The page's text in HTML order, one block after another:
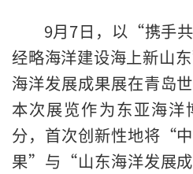
9月7日，以“携手共
经略海洋建设海上新山
海洋发展成果展在青岛
本次展览作为东亚海洋
分，首次创新性地将“
果”与“山东海洋发展